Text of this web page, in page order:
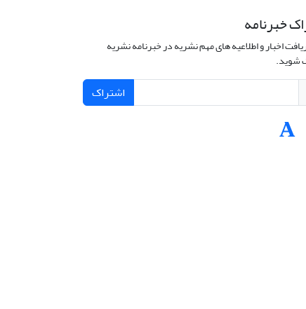
خبرنامه
اخبار و اطلاعیه های مهم نشریه در خبرنامه نشریه
شوید.
اشتراک